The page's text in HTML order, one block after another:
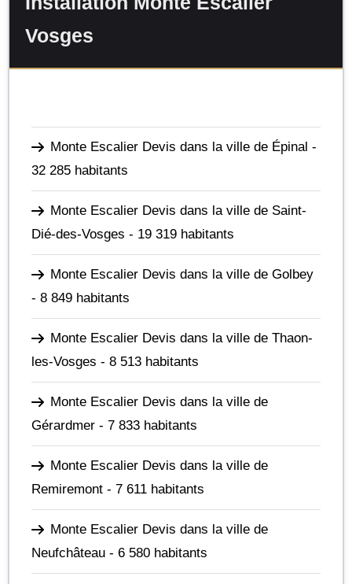
Vosges
Monte Escalier Devis dans la ville de Épinal -
32 285 habitants
Monte Escalier Devis dans la ville de Saint-
Dié-des-Vosges - 19 319 habitants
Monte Escalier Devis dans la ville de Golbey
- 8 849 habitants
Monte Escalier Devis dans la ville de Thaon-
les-Vosges - 8 513 habitants
Monte Escalier Devis dans la ville de
Gérardmer - 7 833 habitants
Monte Escalier Devis dans la ville de
Remiremont - 7 611 habitants
Monte Escalier Devis dans la ville de
Neufchâteau - 6 580 habitants